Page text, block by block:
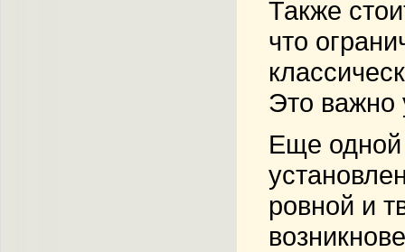
Также
что
Это важно
Еще одной
ровной и